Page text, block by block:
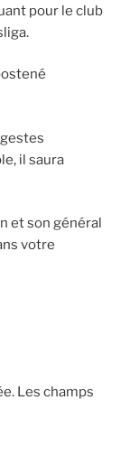
pour le club
il saura
et son général
votre
Les champs